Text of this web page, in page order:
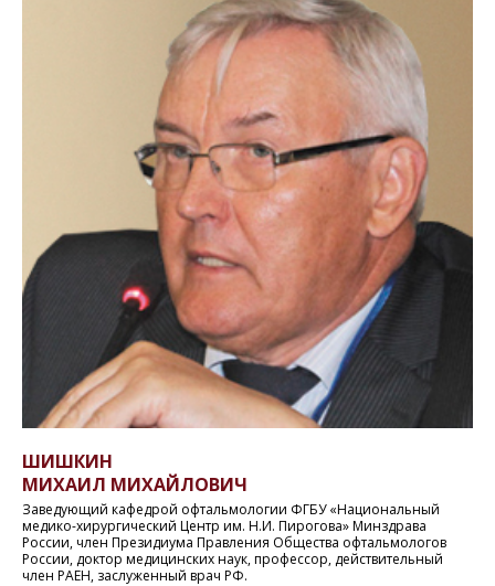
ШИШКИН
МИХАИЛ МИХАЙЛОВИЧ
Заведующий кафедрой офтальмологии ФГБУ «Национальный
медико-хирургический Центр им. Н.И. Пирогова» Минздрава
России, член Президиума Правления Общества офтальмологов
России, доктор медицинских наук, профессор, действительный
член РАЕН, заслуженный врач РФ.